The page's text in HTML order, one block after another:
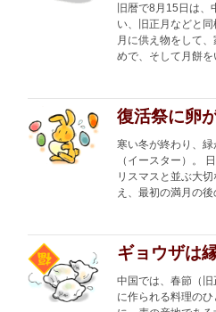
旧暦で8月15日は
い、旧正月などと同
月に供え物をして
めで、そして月餅
復活祭に卵
寒い冬が終わり、
（イースター）。
リスマスと並ぶ大
え、最初の満月の
ギョウザは
中国では、春節（
に作られる料理の